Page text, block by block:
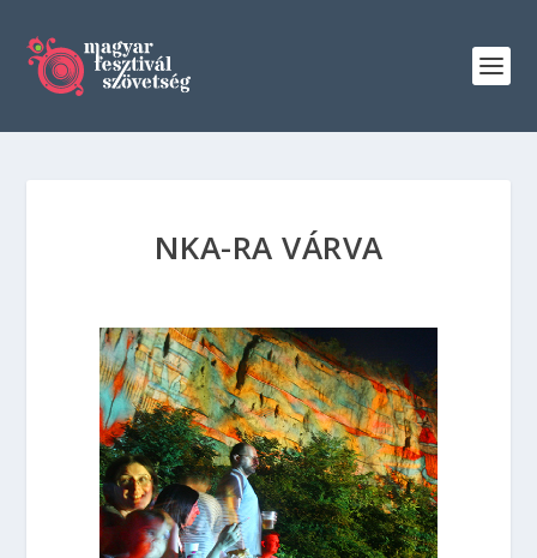
NKA-RA VÁRVA